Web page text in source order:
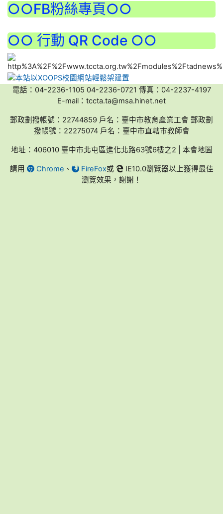
○○FB粉絲專頁○○
○○ 行動 QR Code ○○
電話：04-2236-1105 04-2236-0721 傳真：04-2237-4197
E-mail：tccta.ta@msa.hinet.net
郵政劃撥帳號：22744859 戶名：臺中市教育產業工會 郵政劃
撥帳號：22275074 戶名：臺中市直轄市教師會
地址：406010 臺中市北屯區進化北路63號6樓之2 | 本會地圖
請用 Chrome 、 FireFox或
IE10.0瀏覽器以上獲得最佳
瀏覽效果，謝謝！